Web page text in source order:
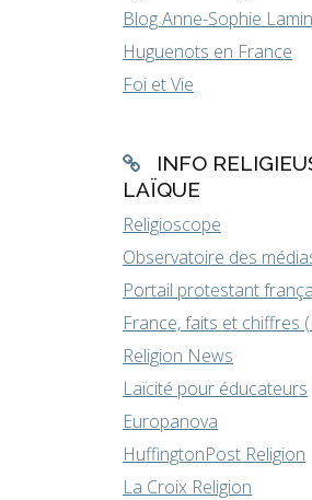
Blog Anne-Sophie
Huguenots en France
Foi et Vie
INFO
LAÏQUE
Religioscope
Observatoire des
Portail protestant
France, faits et chiffres
Religion News
Laïcité pour éducateurs
Europanova
HuffingtonPost Religion
La Croix Religion